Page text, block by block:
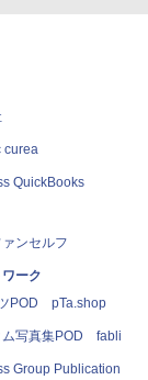
curea
QuickBooks
ンセルフ
ワーク
POD pTa.shop
ム写真集POD fabli
Group Publication